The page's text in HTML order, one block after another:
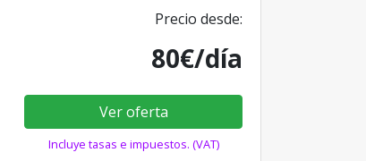
Precio desde:
80€/día
Ver oferta
Incluye tasas e impuestos. (VAT)